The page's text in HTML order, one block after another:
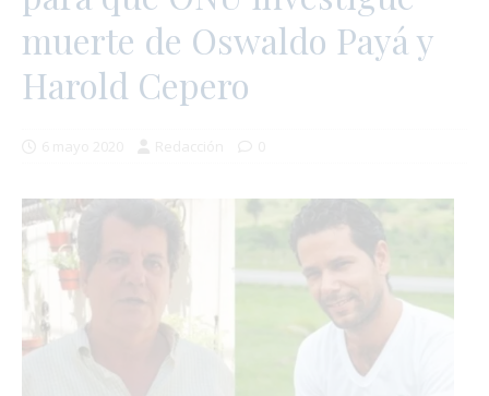
muerte de Oswaldo Payá y
Harold Cepero